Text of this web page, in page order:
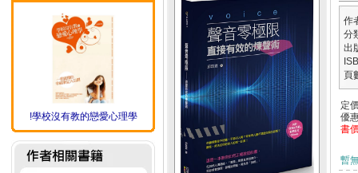
!學校沒有教的戀愛心理學
作
分
出
頁
定
優
書
暫